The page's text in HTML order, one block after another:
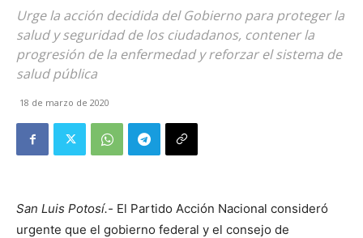
Urge la acción decidida del Gobierno para proteger la
salud y seguridad de los ciudadanos, contener la
progresión de la enfermedad y reforzar el sistema de
salud pública
18 de marzo de 2020
San Luis Potosí.- El Partido Acción Nacional consideró
urgente que el gobierno federal y el consejo de